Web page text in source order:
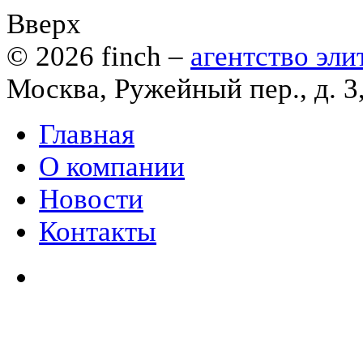
Вверх
© 2026 finch – агентство
Москва, Ружейный пер., д.
Главная
О компании
Новости
Контакты